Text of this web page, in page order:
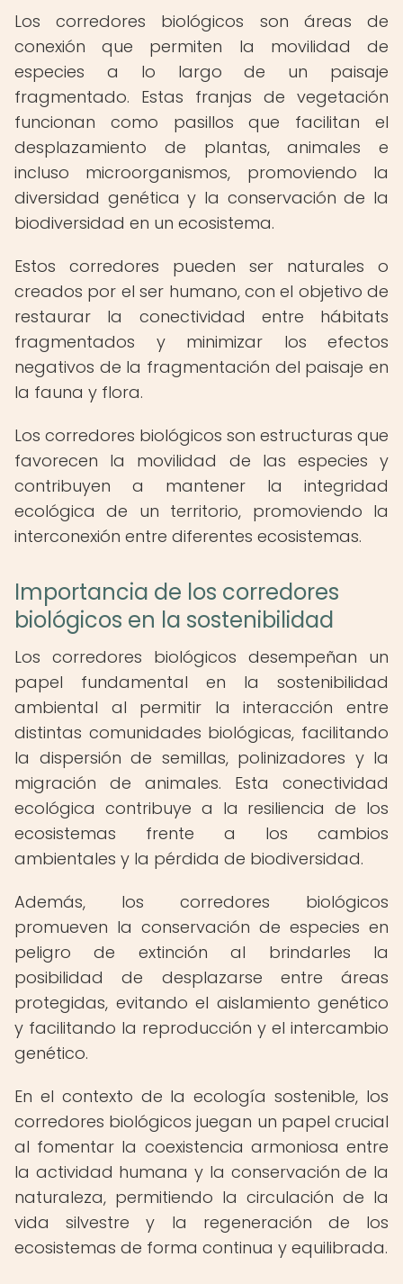
Los corredores biológicos son áreas de
conexión que permiten la movilidad de
especies a lo largo de un paisaje
fragmentado. Estas franjas de vegetación
funcionan como pasillos que facilitan el
desplazamiento de plantas, animales e
incluso microorganismos, promoviendo la
diversidad genética y la conservación de la
biodiversidad en un ecosistema.
Estos corredores pueden ser naturales o
creados por el ser humano, con el objetivo de
restaurar la conectividad entre hábitats
fragmentados y minimizar los efectos
negativos de la fragmentación del paisaje en
la fauna y flora.
Los corredores biológicos son estructuras que
favorecen la movilidad de las especies y
contribuyen a mantener la integridad
ecológica de un territorio, promoviendo la
interconexión entre diferentes ecosistemas.
Importancia de los corredores
biológicos en la sostenibilidad
Los corredores biológicos desempeñan un
papel fundamental en la sostenibilidad
ambiental al permitir la interacción entre
distintas comunidades biológicas, facilitando
la dispersión de semillas, polinizadores y la
migración de animales. Esta conectividad
ecológica contribuye a la resiliencia de los
ecosistemas frente a los cambios
ambientales y la pérdida de biodiversidad.
Además, los corredores biológicos
promueven la conservación de especies en
peligro de extinción al brindarles la
posibilidad de desplazarse entre áreas
protegidas, evitando el aislamiento genético
y facilitando la reproducción y el intercambio
genético.
En el contexto de la ecología sostenible, los
corredores biológicos juegan un papel crucial
al fomentar la coexistencia armoniosa entre
la actividad humana y la conservación de la
naturaleza, permitiendo la circulación de la
vida silvestre y la regeneración de los
ecosistemas de forma continua y equilibrada.